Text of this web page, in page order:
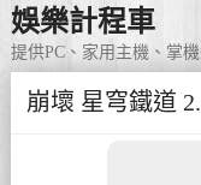
娛樂計程車
提供PC、家用主機、掌
崩壞 星穹鐵道